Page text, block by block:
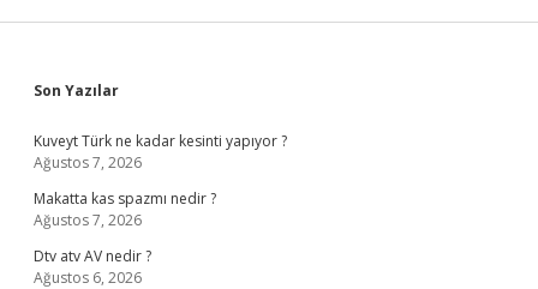
Sidebar
Son Yazılar
Kuveyt Türk ne kadar kesinti yapıyor ?
Ağustos 7, 2026
Makatta kas spazmı nedir ?
Ağustos 7, 2026
Dtv atv AV nedir ?
Ağustos 6, 2026